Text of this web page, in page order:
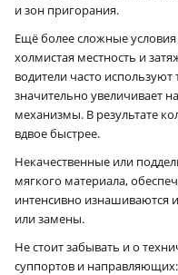
и зон пригорания.
Ещё более сложные
холмистая местность и
водители часто
значительно увеличивает
механизмы. В результате
вдвое быстрее.
Некачественные или
мягкого материала,
интенсивно изнашиваются
или замены.
Не стоит забывать и о
суппортов и направляющих: